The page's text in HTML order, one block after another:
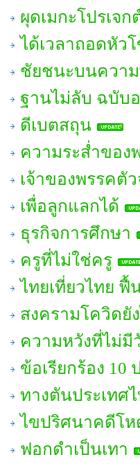
ผุดเมกะโปรเจ
ได้เวลาถอดหัว
ชัยชนะบนควา
ฐานไม่ลับ ฉบับ
ดีเบตสถุน
ความระส่ำของ
เจ้าของพรรคตัว
เพื่อลูกแลกได้
ธุรกิจการศึกษา
ครูที่ไม่ใช่ครู
ไทยเที่ยวไทย ฟื้
สงครามโควิดยั
ความหวังที่ไม่มี
ข้อเรียกร้อง 10
ทางตันประเทศ
ไขปริศนาคดีโ
ฟอกดำเป็นเทา